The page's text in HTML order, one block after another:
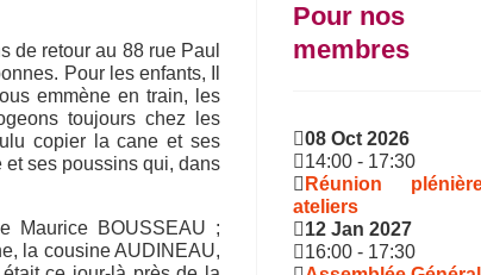
de retour au 88 rue Paul
Pour les enfants, Il
emmène en train, les
toujours chez les
copier la cane et ses
et ses poussins qui, dans
Maurice BOUSSEAU ;
la cousine AUDINEAU,
Pour nos
membres
08 Oct 2026
14:00 - 17:30
Réunion
ateliers
12 Jan 2027
16:00 - 17:30